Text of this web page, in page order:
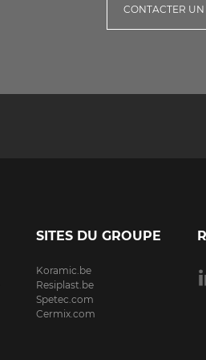
CONTACTER
SITES DU GROUPE
Koramic.be
Resiplast.be
Spetec.com
Cermix.com